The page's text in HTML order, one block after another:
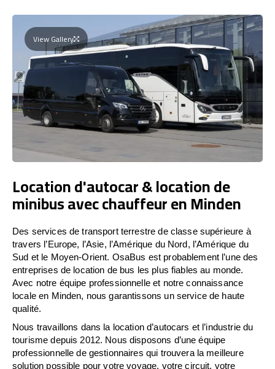
View Gallery
Location d'autocar & location de
minibus avec chauffeur en Minden
Des services de transport terrestre de classe supérieure à
travers l’Europe, l’Asie, l’Amérique du Nord, l’Amérique du
Sud et le Moyen-Orient. OsaBus est probablement l’une des
entreprises de location de bus les plus fiables au monde.
Avec notre équipe professionnelle et notre connaissance
locale en Minden, nous garantissons un service de haute
qualité.
Nous travaillons dans la location d’autocars et l’industrie du
tourisme depuis 2012. Nous disposons d’une équipe
professionnelle de gestionnaires qui trouvera la meilleure
solution possible pour votre voyage, votre circuit, votre